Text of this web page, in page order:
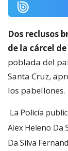
Dos reclusos
de la cárcel
poblada del
Santa Cruz,
los pabellones.
La Policía
Alex Heleno Da
Da Silva